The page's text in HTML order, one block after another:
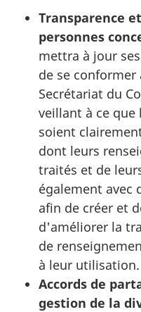
Transparence
personnes
mettra à jour
de se conformer
Secrétariat du
veillant à ce que
soient
dont leurs
traités et de
également avec
afin de créer et
d'améliorer la
de
à leur utilisation.
Accords de
gestion de la